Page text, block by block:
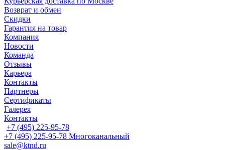
Возврат и обмен
Скидки
Гарантия на товар
Компания
Новости
Команда
Отзывы
Карьера
Контакты
Партнеры
Сертификаты
Галерея
Контакты
+7 (495) 225-95-78
+7 (495) 225-95-78 Многоканальный
sale@ktnd.ru